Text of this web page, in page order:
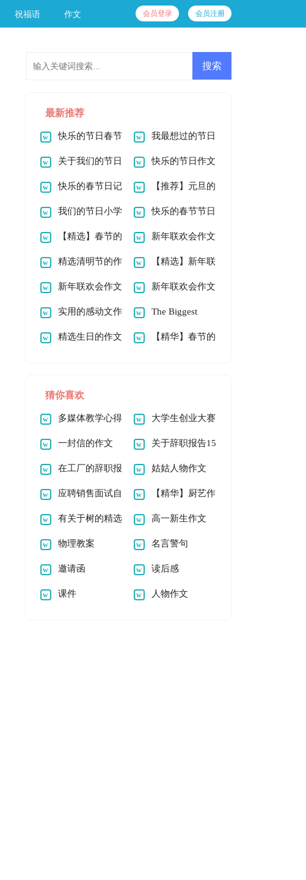
祝福语 作文 会员登录 会员注册
最新推荐
快乐的节日春节
作文（精选10篇）
我最想过的节日
作文
关于我们的节日
春节作文300字锦集
6篇
快乐的节日作文
快乐的春节日记 【推荐】元旦的
作文800字四篇
我们的节日小学
作文4篇
快乐的春节节日
作文
【精选】春节的
作文800字4篇
新年联欢会作文
100字十篇
精选清明节的作
文800字4篇
【精选】新年联
欢会作文800字4篇
新年联欢会作文
800字三篇
新年联欢会作文
800字4篇
实用的感动文作
文800字10篇
The Biggest
Festival 最大的节日
精选生日的作文 【精华】春节的
猜你喜欢
多媒体教学心得
体会
大学生创业大赛
策划书(15篇)
一封信的作文
【精】
关于辞职报告15
篇
在工厂的辞职报
告(15篇)
姑姑人物作文
应聘销售面试自
我介绍
【精华】厨艺作
文300字4篇
有关于树的精选
作文
高一新生作文
物理教案 名言警句
邀请函 读后感
课件 人物作文